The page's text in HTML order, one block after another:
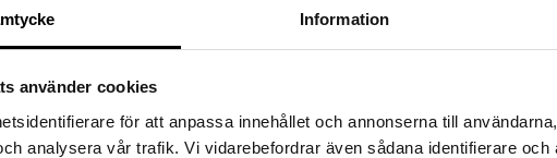
Information
använder cookies
för att anpassa innehållet och annonserna till
analysera vår trafik. Vi vidarebefordrar även sådana identifierare och